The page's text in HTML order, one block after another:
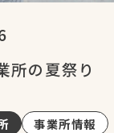
所の夏祭り
事業所情報